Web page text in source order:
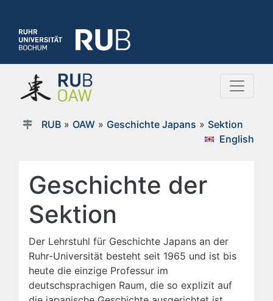
RUB» OAW» Geschichte Japans » Sektion
English
Geschichte der
Sektion
Der Lehrstuhl für Geschichte Japans an der
Ruhr-Universität besteht seit 1965 und ist bis
heute die einzige Professur im
deutschsprachigen Raum, die so explizit auf